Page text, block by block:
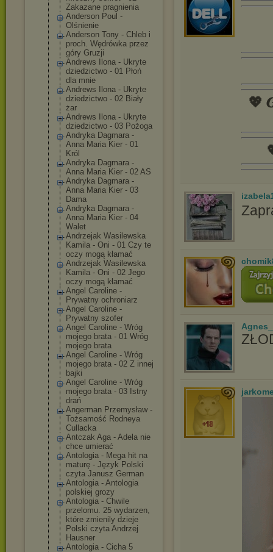
Zakazane pragnienia
Anderson Poul -
Olśnienie
Anderson Tony - Chleb i
proch. Wędrówka przez
góry Gruzji
Andrews Ilona - Ukryte
dziedzictwo - 01 Płoń
dla mnie
Andrews Ilona - Ukryte
dziedzictwo - 02 Biały
żar
Andrews Ilona - Ukryte
dziedzictwo - 03 Pożoga
Andryka Dagmara -
Anna Maria Kier - 01
Król
Andryka Dagmara -
Anna Maria Kier - 02 AS
Andryka Dagmara -
Anna Maria Kier - 03
Dama
Andryka Dagmara -
Anna Maria Kier - 04
Walet
Andrzejak Wasilewska
Kamila - Oni - 01 Czy te
oczy mogą kłamać
Andrzejak Wasilewska
Kamila - Oni - 02 Jego
oczy mogą kłamać
Angel Caroline -
Prywatny ochroniarz
Angel Caroline -
Prywatny szofer
Angel Caroline - Wróg
mojego brata - 01 Wróg
mojego brata
Angel Caroline - Wróg
mojego brata - 02 Z innej
bajki
Angel Caroline - Wróg
mojego brata - 03 Istny
drań
Angerman Przemysław -
Tożsamość Rodneya
Cullacka
Antczak Aga - Adela nie
chce umierać
Antologia - Mega hit na
maturę - Język Polski
czyta Janusz German
Antologia - Antologia
polskiej grozy
Antologia - Chwile
przelomu. 25 wydarzen,
które zmienily dzieje
Polski czyta Andrzej
Hausner
Antologia - Cicha 5
💖